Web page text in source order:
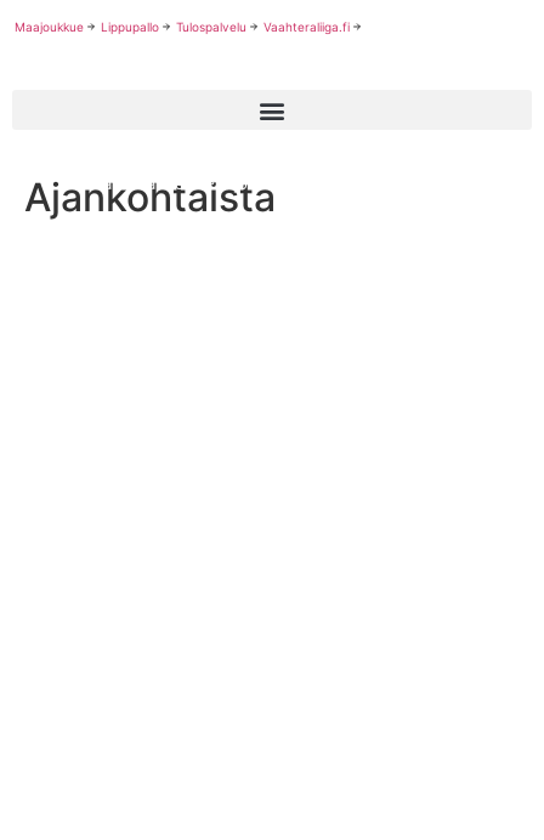
Maajoukkue Lippupallo Tulospalvelu Vaahteraliiga.fi
Ajankohtaista
Tälläkin kaudella Pohjola Vakuutus palkitsee